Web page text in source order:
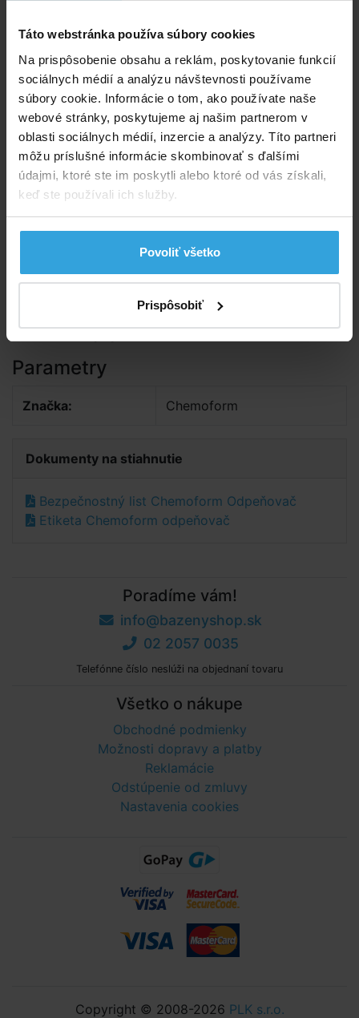
Táto webstránka používa súbory cookies
Na prispôsobenie obsahu a reklám, poskytovanie funkcií
sociálnych médií a analýzu návštevnosti používame
súbory cookie. Informácie o tom, ako používate naše
webové stránky, poskytujeme aj našim partnerom v
oblasti sociálnych médií, inzercie a analýzy. Títo partneri
môžu príslušné informácie skombinovať s ďalšími
údajmi, ktoré ste im poskytli alebo ktoré od vás získali,
keď ste používali ich služby.
Povoliť všetko
Prispôsobiť
Do košíka
Spýtajte sa predavača
Podrobný popis
Podrobný popis
Prípravok nastriekajte priamo do vznikajúcej peny.
opakovanej penivosti bazéna použite prípravok
Používajte biocídne prípravky bezpečne. Pred
použitím vždy prečítajte údaje na obale a pripojené
Parametry
Značka: Chemoform
Dokumenty na stiahnutie
Bezpečnostný list Chemoform Odpeňovač
Etiketa Chemoform odpeňovač
Poradíme vám!
info@bazenyshop.sk
02 2057 0035
Telefónne číslo neslúži na objednaní tovaru
Všetko o nákupe
Obchodné podmienky
Možnosti dopravy a platby
Reklamácie
Odstúpenie od zmluvy
Nastavenia cookies
Copyright © 2008-2026 PLK s.r.o.